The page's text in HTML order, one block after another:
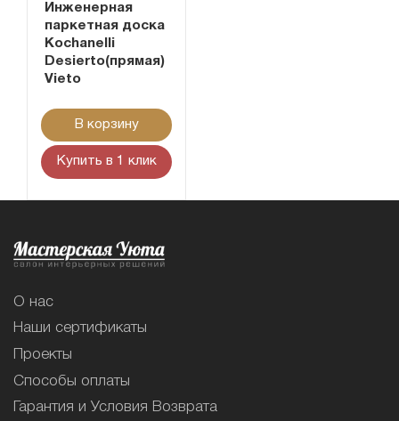
Инженерная
паркетная доска
Kochanelli
Desierto(прямая)
Vieto
В корзину
Купить в 1 клик
О нас
Наши сертификаты
Проекты
Способы оплаты
Гарантия и Условия Возврата